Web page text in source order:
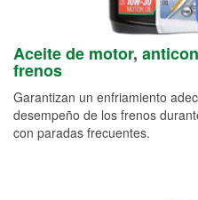
Aceite de motor,
frenos
Garantizan un enfriamiento
desempeño de los frenos
con paradas frecuentes.